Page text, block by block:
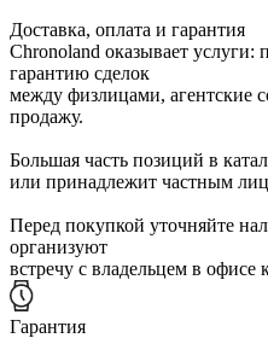
Доставка, оплата и гарантия
Chronoland оказывает услуги:
гарантию сделок
между физлицами, агентские
продажу.
Большая часть позиций в
или принадлежит частным
Перед покупкой уточняйте
организуют
встречу с владельцем в офисе
Гарантия